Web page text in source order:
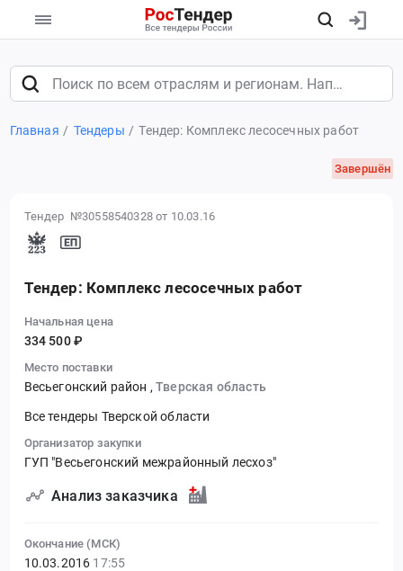
Главная Тендеры Тендер: Комплекс лесосечных работ
Завершён
Тендер №30558540328 от 10.03.16
Тендер: Комплекс лесосечных работ
Начальная цена
334 500 ₽
Место поставки
Весьегонский район ,Тверская область
Все тендеры Тверской области
Организатор закупки
ГУП "Весьегонский межрайонный лесхоз"
Анализ заказчика
Окончание (МСК)
10.03.2016 17:55